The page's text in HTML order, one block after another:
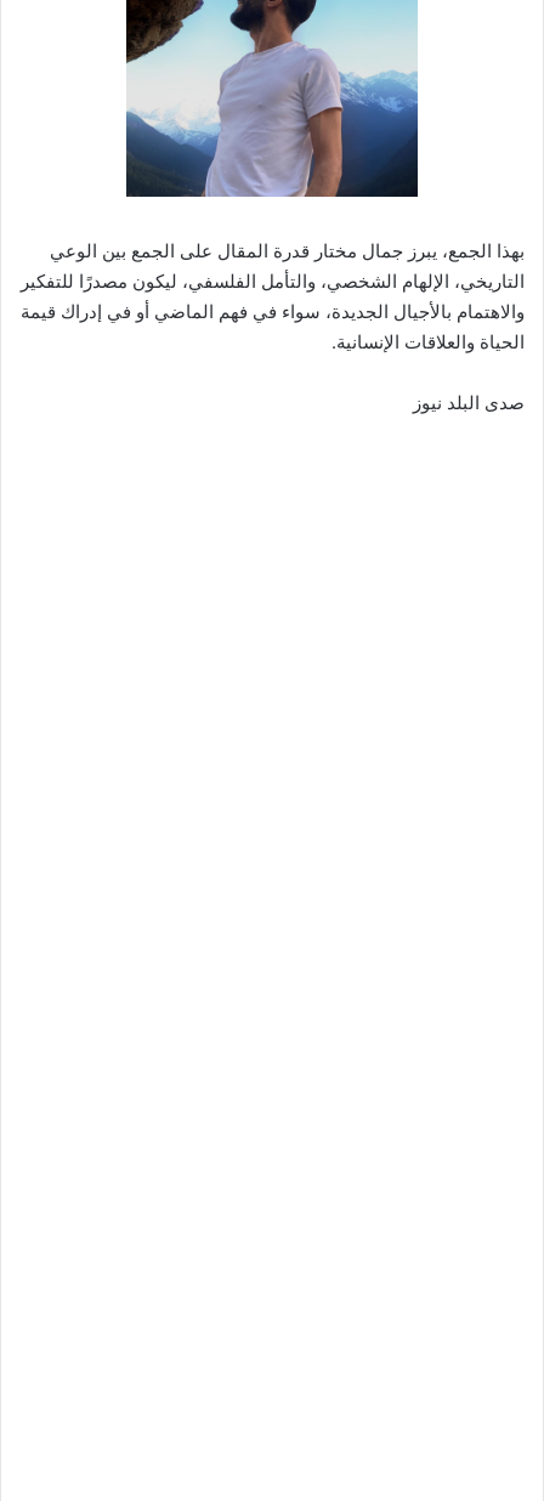
بهذا الجمع، يبرز جمال مختار قدرة المقال على الجمع بين الوعي
التاريخي، الإلهام الشخصي، والتأمل الفلسفي، ليكون مصدرًا للتفكير
والاهتمام بالأجيال الجديدة، سواء في فهم الماضي أو في إدراك قيمة
الحياة والعلاقات الإنسانية.
صدى البلد نيوز